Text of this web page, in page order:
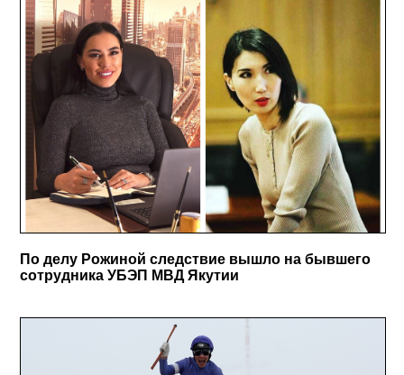
По делу Рожиной следствие вышло на бывшего
сотрудника УБЭП МВД Якутии